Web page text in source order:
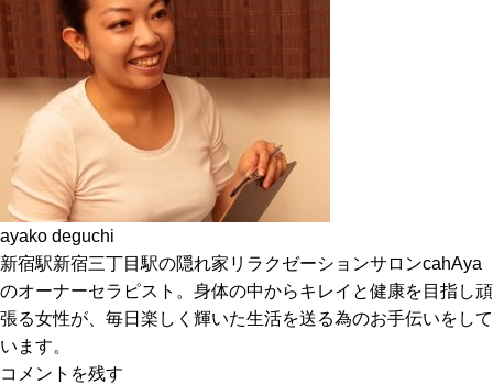
ayako deguchi
新宿駅新宿三丁目駅の隠れ家リラクゼーションサロンcahAya
のオーナーセラピスト。身体の中からキレイと健康を目指し頑
張る女性が、毎日楽しく輝いた生活を送る為のお手伝いをして
います。
コメントを残す